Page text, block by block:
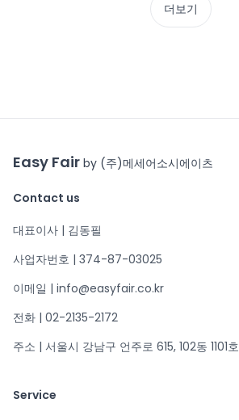
더보기
Easy Fair by (주)메세어소시에이츠
Contact us
대표이사 | 김동필
사업자번호 | 374-87-03025
이메일 | info@easyfair.co.kr
전화 | 02-2135-2172
주소 | 서울시 강남구 언주로 615, 102동 1101호
Service